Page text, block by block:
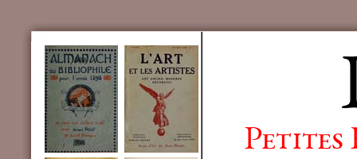
Petites